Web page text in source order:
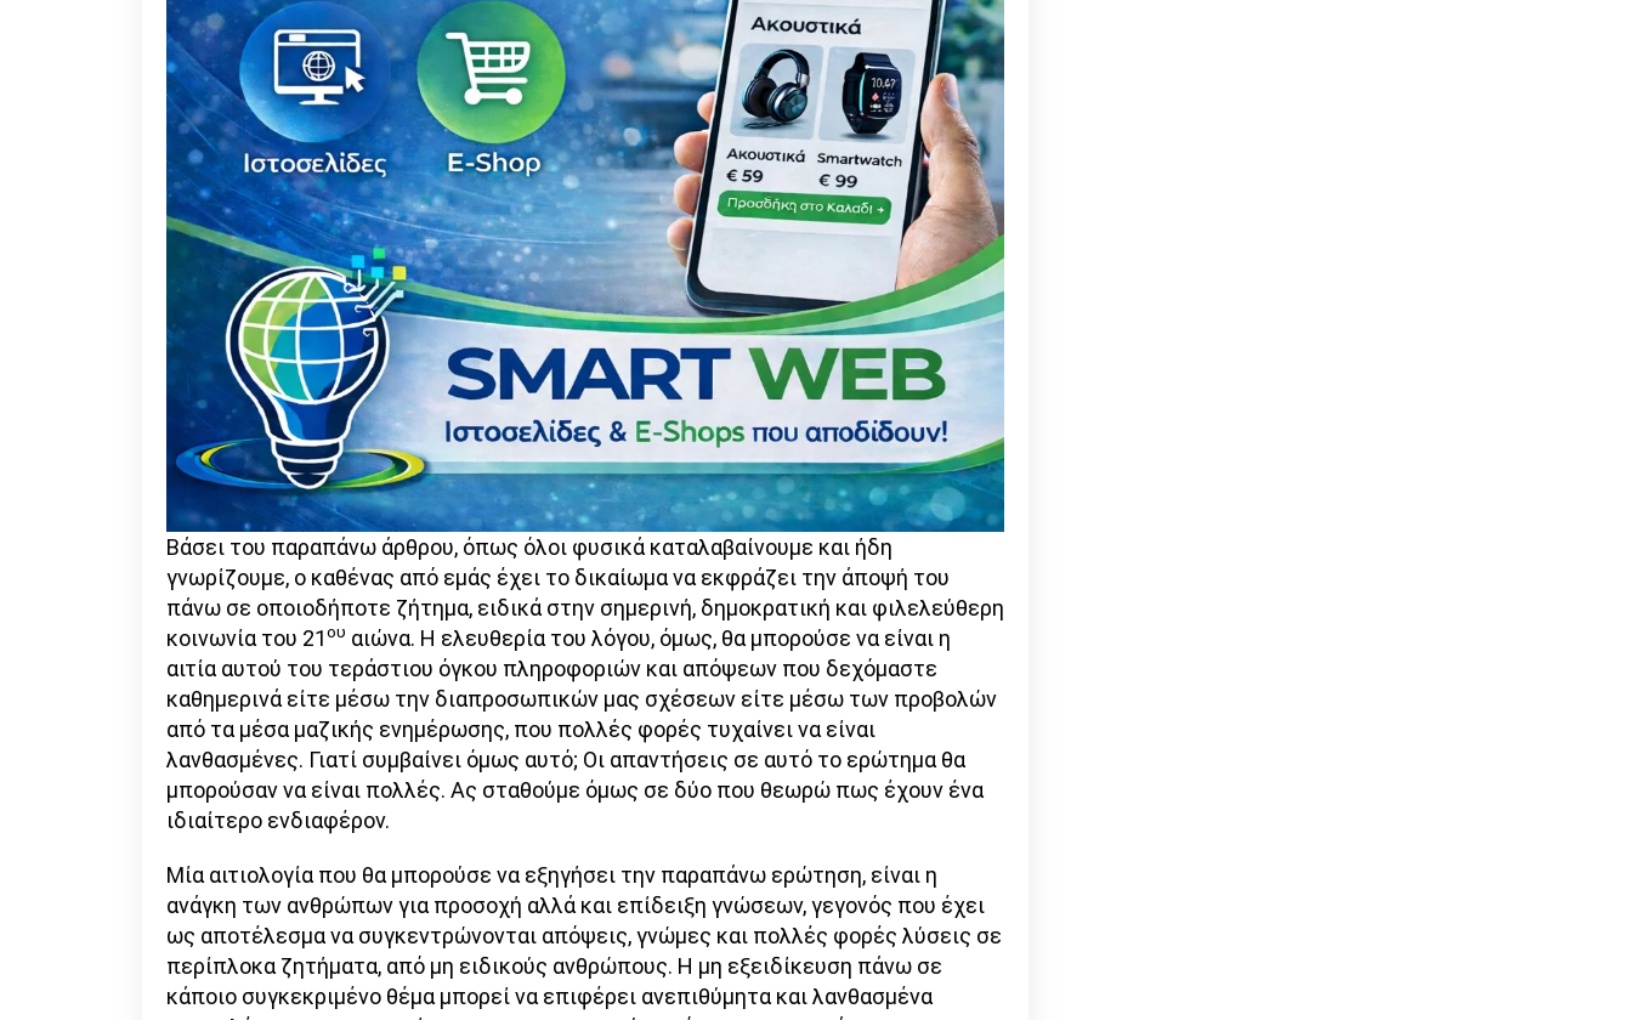
Βάσει του παραπάνω άρθρου, όπως όλοι φυσικά καταλαβαίνουμε και ήδη
γνωρίζουμε, ο καθένας από εμάς έχει το δικαίωμα να εκφράζει την άποψή του
πάνω σε οποιοδήποτε ζήτημα, ειδικά στην σημερινή, δημοκρατική και φιλελεύθερη
κοινωνία του 21ου αιώνα. Η ελευθερία του λόγου, όμως, θα μπορούσε να είναι η
αιτία αυτού του τεράστιου όγκου πληροφοριών και απόψεων που δεχόμαστε
καθημερινά είτε μέσω την διαπροσωπικών μας σχέσεων είτε μέσω των προβολών
από τα μέσα μαζικής ενημέρωσης, που πολλές φορές τυχαίνει να είναι
λανθασμένες. Γιατί συμβαίνει όμως αυτό; Οι απαντήσεις σε αυτό το ερώτημα θα
μπορούσαν να είναι πολλές. Ας σταθούμε όμως σε δύο που θεωρώ πως έχουν ένα
ιδιαίτερο ενδιαφέρον.
Μία αιτιολογία που θα μπορούσε να εξηγήσει την παραπάνω ερώτηση, είναι η
ανάγκη των ανθρώπων για προσοχή αλλά και επίδειξη γνώσεων, γεγονός που έχει
ως αποτέλεσμα να συγκεντρώνονται απόψεις, γνώμες και πολλές φορές λύσεις σε
περίπλοκα ζητήματα, από μη ειδικούς ανθρώπους. Η μη εξειδίκευση πάνω σε
κάποιο συγκεκριμένο θέμα μπορεί να επιφέρει ανεπιθύμητα και λανθασμένα